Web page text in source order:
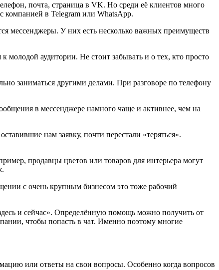
почта, страница в VK. Но среди её клиентов много
компанией в Telegram или WhatsApp.
мессенджеры. У них есть несколько важных преимуществ
аудитории. Не стоит забывать и о тех, кто просто
заниматься другими делами. При разговоре по телефону
в мессенджере намного чаще и активнее, чем на
нам заявку, почти перестали «теряться».
продавцы цветов или товаров для интерьера могут
с очень крупным бизнесом это тоже рабочий
и сейчас». Определённую помощь можно получить от
чтобы попасть в чат. Именно поэтому многие
или ответы на свои вопросы. Особенно когда вопросов